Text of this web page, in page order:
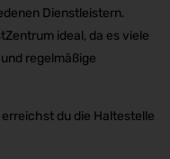
Dienstleistern.
ideal, da es viele
regelmäßige
du die Haltestelle